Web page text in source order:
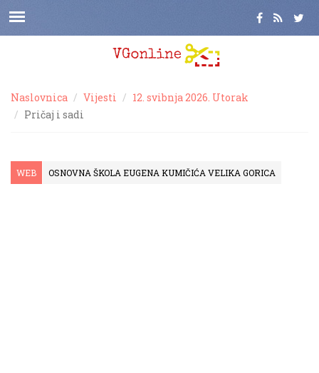
Naslovnica Vijesti
12. svibnja 2026. Utorak
Pričaj i sadi
WEB OSNOVNA ŠKOLA EUGENA KUMIČIĆA VELIKA GORICA